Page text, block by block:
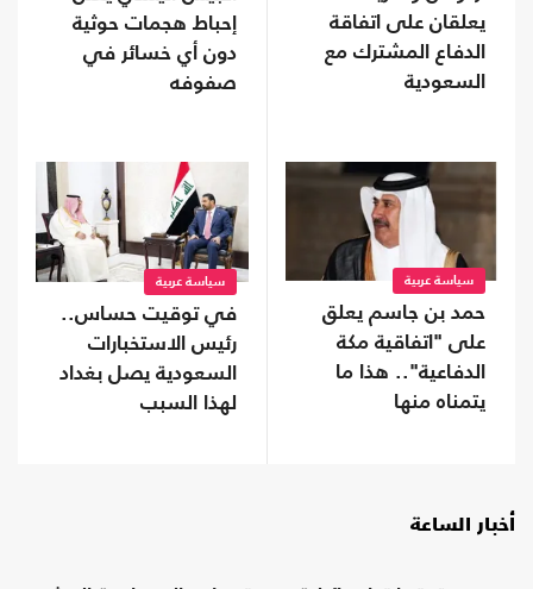
يعلقان على اتفاقة
الدفاع المشترك مع
السعودية
إحباط هجمات حوثية
دون أي خسائر في
صفوفه
سياسة عربية
حمد بن جاسم يعلق
على "اتفاقية مكة
الدفاعية".. هذا ما
يتمناه منها
سياسة عربية
في توقيت حساس..
رئيس الاستخبارات
السعودية يصل بغداد
لهذا السبب
أخبار الساعة